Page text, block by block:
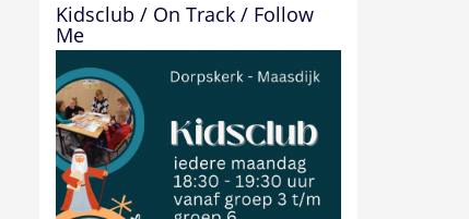
Kidsclub / On Track / Follow
Me